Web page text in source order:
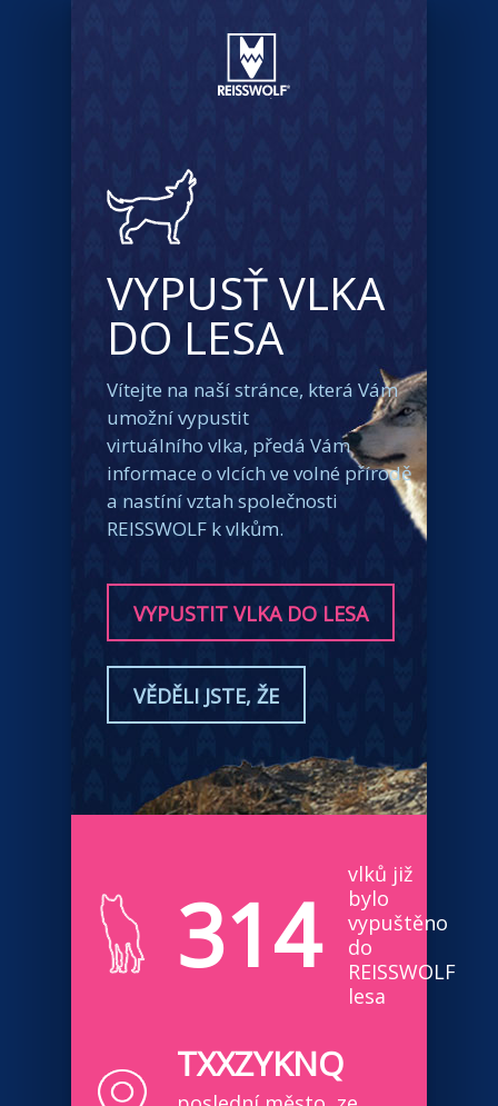
VYPUSŤ VLKA
DO LESA
Vítejte na naší stránce, která Vám
umožní vypustit
virtuálního vlka, předá Vám
informace o vlcích ve volné přírodě
a nastíní vztah společnosti
REISSWOLF k vlkům.
VYPUSTIT VLKA DO LESA
VĚDĚLI JSTE, ŽE
314
vlků již
bylo
vypuštěno
do
REISSWOLF
lesa
TXXZYKNQ